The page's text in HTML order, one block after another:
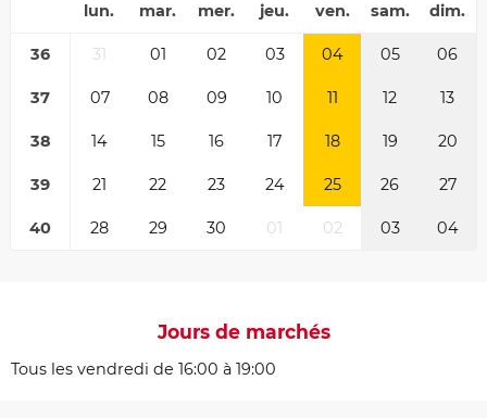
lun. mar. mer. jeu. ven. sam. dim.
36 31 01 02 03 04 05 06
37 07 08 09 10 11 12 13
38 14 15 16 17 18 19 20
39 21 22 23 24 25 26 27
40 28 29 30 01 02 03 04
Jours de marchés
Tous les vendredi de 16:00 à 19:00